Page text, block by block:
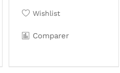
Wishlist
Comparer